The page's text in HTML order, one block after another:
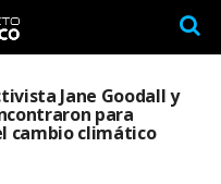
Jane Goodall y
para
cambio climático